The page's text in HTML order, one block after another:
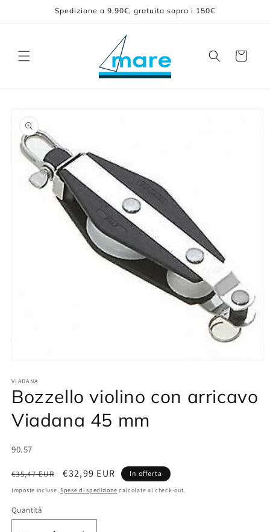
direttamenteSpedizione a 9,90€, gratuita sopra i 150€
Carrello
informazioni
sul prodotto
multimediali
1
in
modale
VIADANA
Bozzello violino con arricavo
Viadana 45 mm
SKU:
90.57
Prezzo
di
€35,47 EUR
Prezzo
scontato
€32,99 EUR In offerta
Imposte incluse. Spese di spedizione calcolate al check-out.
Quantità